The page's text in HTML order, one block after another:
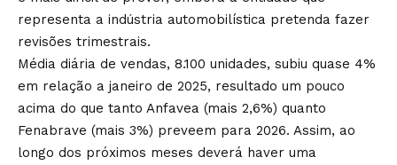
representa a indústria automobilística pretenda fazer
revisões trimestrais.
Média diária de vendas, 8.100 unidades, subiu quase 4%
em relação a janeiro de 2025, resultado um pouco
acima do que tanto Anfavea (mais 2,6%) quanto
Fenabrave (mais 3%) preveem para 2026. Assim, ao
longo dos próximos meses deverá haver uma